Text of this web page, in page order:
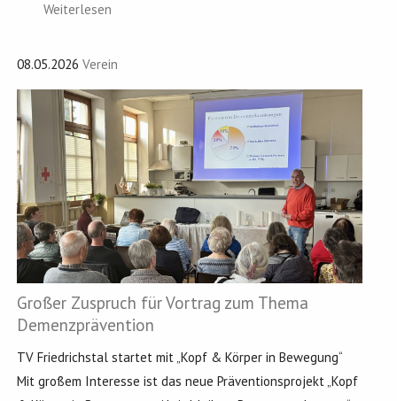
Weiterlesen
08.05.2026 Verein
Großer Zuspruch für Vortrag zum Thema
Demenzprävention
TV Friedrichstal startet mit „Kopf & Körper in Bewegung“
Mit großem Interesse ist das neue Präventionsprojekt „Kopf